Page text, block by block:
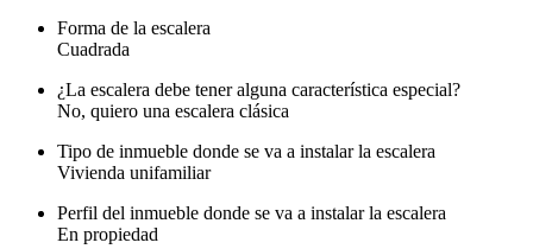
Forma de la escalera
Cuadrada
¿La escalera debe tener alguna característica especial?
No, quiero una escalera clásica
Tipo de inmueble donde se va a instalar la escalera
Vivienda unifamiliar
Perfil del inmueble donde se va a instalar la escalera
En propiedad